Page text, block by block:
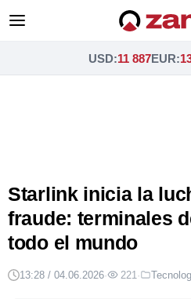
USD:11 887EUR:
Starlink inicia la
fraude: terminales
todo el mundo
13:28 / 04.06.2026· 221 ·